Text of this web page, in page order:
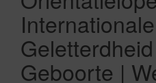
Geboorte |